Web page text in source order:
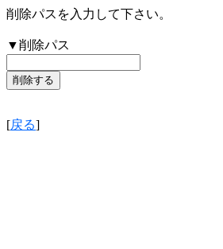
削除パスを入力して下さい。
▼削除パス
[戻る]